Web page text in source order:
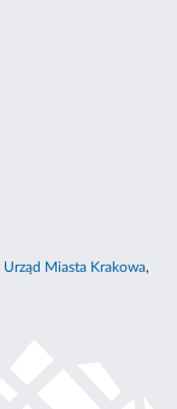
Urząd Miasta Krakowa,